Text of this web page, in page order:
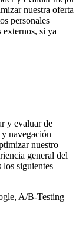
nuestra oferta
personales
externos, si ya
y evaluar de
navegación
nuestro
general del
siguientes
A/B-Testing